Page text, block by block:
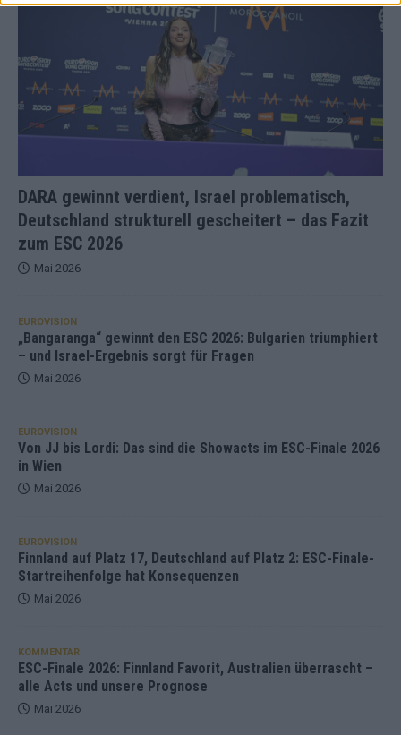
DARA gewinnt verdient, Israel problematisch,
Deutschland strukturell gescheitert – das Fazit
zum ESC 2026
Mai 2026
EUROVISION
„Bangaranga“ gewinnt den ESC 2026: Bulgarien triumphiert
– und Israel-Ergebnis sorgt für Fragen
Mai 2026
EUROVISION
Von JJ bis Lordi: Das sind die Showacts im ESC-Finale 2026
in Wien
Mai 2026
EUROVISION
Finnland auf Platz 17, Deutschland auf Platz 2: ESC-Finale-
Startreihenfolge hat Konsequenzen
Mai 2026
KOMMENTAR
ESC-Finale 2026: Finnland Favorit, Australien überrascht –
alle Acts und unsere Prognose
Mai 2026